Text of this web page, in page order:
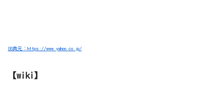
出典元：https://www.yahoo.co.jp/
【wiki】